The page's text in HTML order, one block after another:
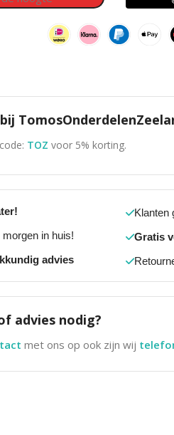
TOZ voor 5% korting.
in huis!
advies
Klanten
Gratis
advies nodig?
met ons op ook zijn wij